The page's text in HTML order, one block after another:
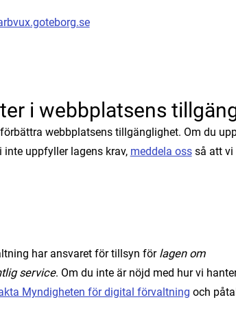
i webbplatsens
webbplatsens tillgänglighet. Om du
inte uppfyller lagens krav, meddela ossså att vi
har ansvaret för tillsyn för lagen om
service. Om du inte är nöjd med hur vi
Myndigheten för digital förvaltning och